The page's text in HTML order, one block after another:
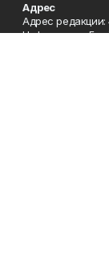
Адрес
Адрес редакции:
Нефтекамск,